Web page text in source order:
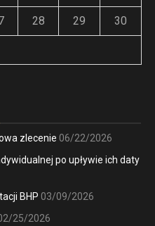
28 29 30
zlecenie 06/22/2026
po upływie ich daty
BHP 03/09/2026
25/2026